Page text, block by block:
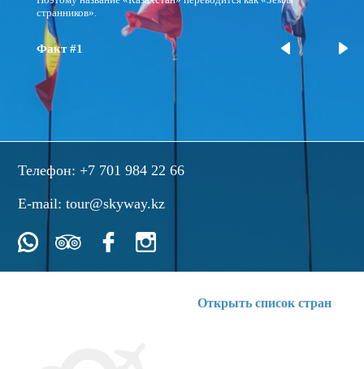
странников».
Факт #1
Телефон: +7 701 984 22 66
E-mail:tour@skyway.kz
Открыть список стран